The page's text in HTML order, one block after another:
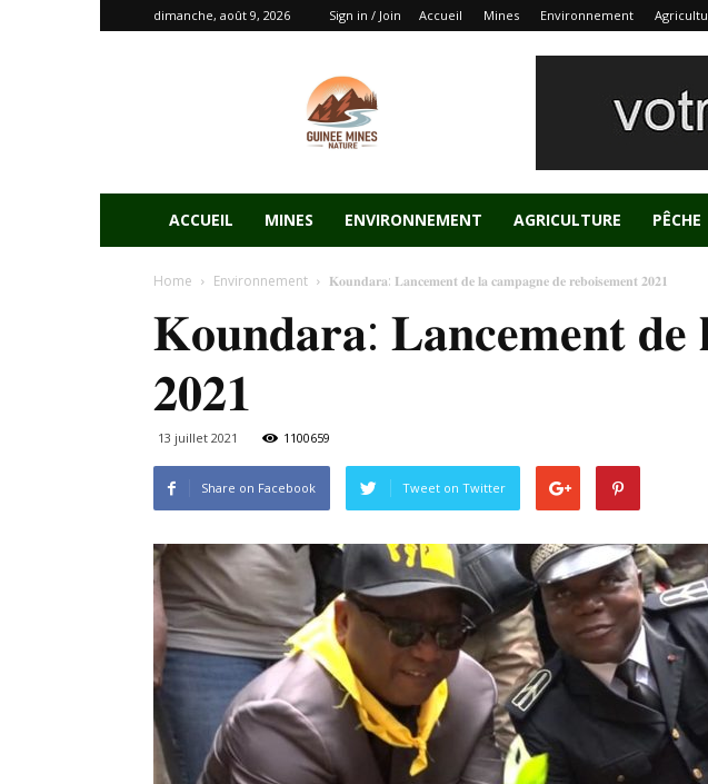
dimanche, août 9, 2026 Sign in / Join Accueil Mines Environnement
ACCUEIL MINES ENVIRONNEMENT AGRICULTURE PÊCHE
Home Environnement 𝐊𝐨𝐮𝐧𝐝𝐚𝐫𝐚: 𝐋𝐚𝐧𝐜𝐞𝐦𝐞𝐧𝐭 𝐝𝐞 𝐥𝐚 𝐜𝐚𝐦𝐩𝐚𝐠𝐧𝐞 𝐝𝐞 𝐫𝐞𝐛𝐨𝐢𝐬𝐞𝐦𝐞𝐧𝐭 𝟐𝟎𝟐𝟏
𝐊𝐨𝐮𝐧𝐝𝐚𝐫𝐚: 𝐋𝐚𝐧𝐜𝐞𝐦𝐞𝐧𝐭 𝐝𝐞
𝟐𝟎𝟐𝟏
13 juillet 2021 1100659
Share on Facebook Tweet on Twitter